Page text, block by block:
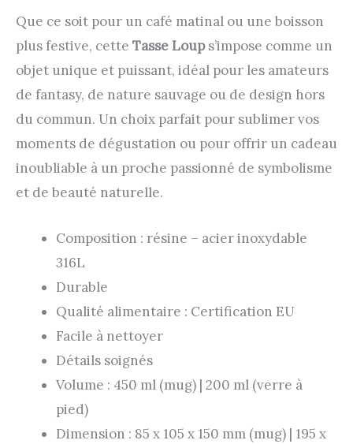
Que ce soit pour un café matinal ou une boisson
plus festive, cette Tasse Loups’impose comme un
objet unique et puissant, idéal pour les amateurs
de fantasy, de nature sauvage ou de design hors
du commun. Un choix parfait pour sublimer vos
moments de dégustation ou pour offrir un cadeau
inoubliable à un proche passionné de symbolisme
et de beauté naturelle.
Composition : résine – acier inoxydable
316L
Durable
Qualité alimentaire : Certification EU
Facile à nettoyer
Détails soignés
Volume : 450 ml (mug) | 200 ml (verre à
pied)
Dimension : 85 x 105 x 150 mm (mug) | 195 x